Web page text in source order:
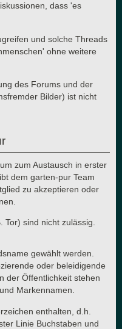
dass 'es
und solche Threads
ohne weitere
des Forums und der
Bilder) ist nicht
zum Austausch in erster
dem garten-pur Team
zu akzeptieren oder
sind nicht zulässig.
gewählt werden.
oder beleidigende
der Öffentlichkeit stehen
Markennamen.
enthalten, d.h.
Linie Buchstaben und